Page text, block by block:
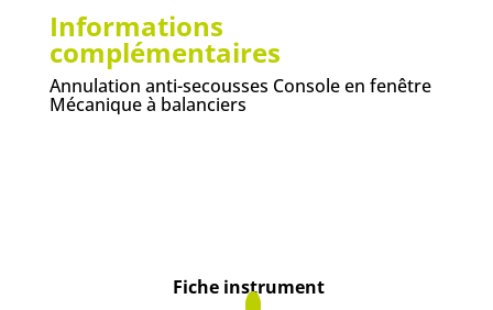
Informations
complémentaires
Annulation anti-secousses Console en fenêtre
Mécanique à balanciers
Fiche instrument